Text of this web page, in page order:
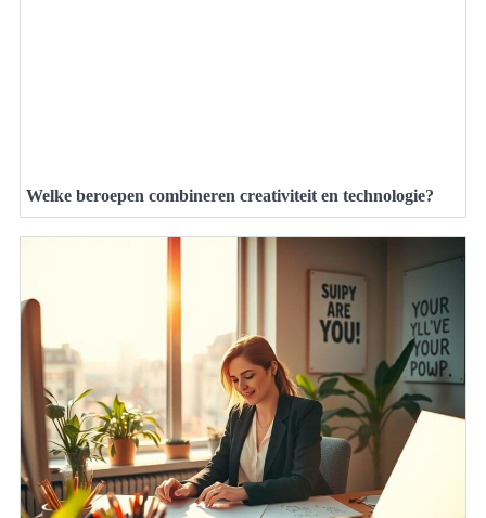
Welke beroepen combineren creativiteit en technologie?